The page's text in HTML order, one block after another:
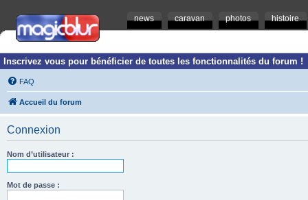
news caravan photos histoire
Inscrivez vous pour bénéficier de toutes les fonctionnalités du forum !
FAQ
Accueil du forum
Connexion
Nom d’utilisateur :
Mot de passe :